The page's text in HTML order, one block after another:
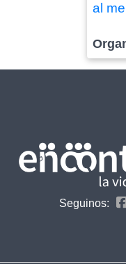
al
Seguinos: